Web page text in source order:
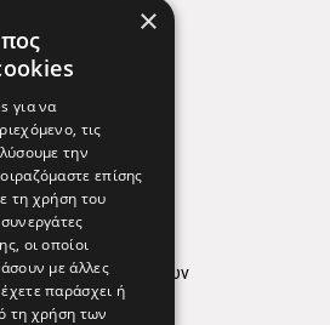
Τηλέφωνα
Φαρμακεία
Απόρρητο
Όροι Χρήσης
προστασίας δεδομένων
Findhere
×
για να
τις
την
επίσης
τη χρήση του
οι οποίοι
με άλλες
παράσχει ή
τη χρήση των